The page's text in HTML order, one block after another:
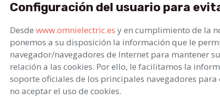
Configuración del usuario para
Desde www.omnielectric.es y en cumplimiento de la
ponemos a su disposición la información que le
navegador/navegadores de Internet para mantener
relación a las cookies. Por ello, le facilitamos la
soporte oficiales de los principales navegadores
no aceptar el uso de cookies.